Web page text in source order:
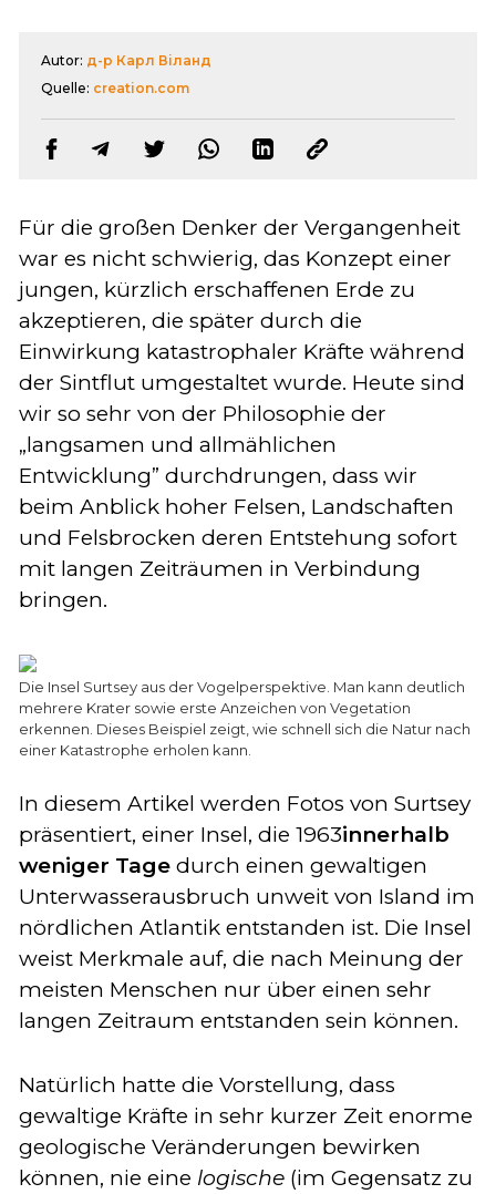
Autor: д-р Карл Віланд
Quelle: creation.com
Für die großen Denker der Vergangenheit
war es nicht schwierig, das Konzept einer
jungen, kürzlich erschaffenen Erde zu
akzeptieren, die später durch die
Einwirkung katastrophaler Kräfte während
der Sintflut umgestaltet wurde. Heute sind
wir so sehr von der Philosophie der
„langsamen und allmählichen
Entwicklung” durchdrungen, dass wir
beim Anblick hoher Felsen, Landschaften
und Felsbrocken deren Entstehung sofort
mit langen Zeiträumen in Verbindung
bringen.
Die Insel Surtsey aus der Vogelperspektive. Man kann deutlich
mehrere Krater sowie erste Anzeichen von Vegetation
erkennen. Dieses Beispiel zeigt, wie schnell sich die Natur nach
einer Katastrophe erholen kann.
In diesem Artikel werden Fotos von Surtsey
präsentiert, einer Insel, die 1963innerhalb
weniger Tage durch einen gewaltigen
Unterwasserausbruch unweit von Island im
nördlichen Atlantik entstanden ist. Die Insel
weist Merkmale auf, die nach Meinung der
meisten Menschen nur über einen sehr
langen Zeitraum entstanden sein können.
Natürlich hatte die Vorstellung, dass
gewaltige Kräfte in sehr kurzer Zeit enorme
geologische Veränderungen bewirken
können, nie eine logische (im Gegensatz zu